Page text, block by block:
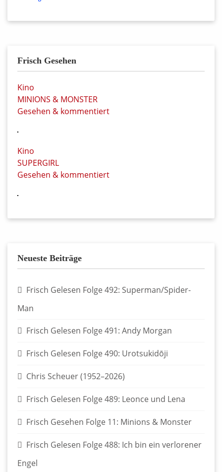
Frisch Gesehen
Kino
MINIONS & MONSTER
Gesehen & kommentiert
Kino
SUPERGIRL
Gesehen & kommentiert
Neueste Beiträge
Frisch Gelesen Folge 492: Superman/Spider-
Man
Frisch Gelesen Folge 491: Andy Morgan
Frisch Gelesen Folge 490: Urotsukidōji
Chris Scheuer (1952–2026)
Frisch Gelesen Folge 489: Leonce und Lena
Frisch Gesehen Folge 11: Minions & Monster
Frisch Gelesen Folge 488: Ich bin ein verlorener
Engel